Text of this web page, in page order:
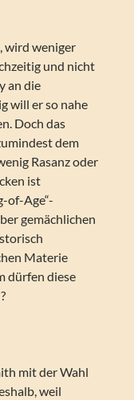
wird weniger
und nicht
an die
will er so nahe
Doch das
dem
Rasanz oder
ist
of-Age“-
gemächlichen
Materie
dürfen diese
mit der Wahl
weil